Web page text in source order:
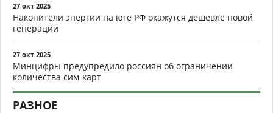
27 окт 2025
Накопители энергии на юге РФ окажутся дешевле новой
генерации
27 окт 2025
Минцифры предупредило россиян об ограничении
количества сим-карт
РАЗНОЕ